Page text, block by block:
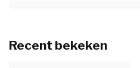
Recent bekeken